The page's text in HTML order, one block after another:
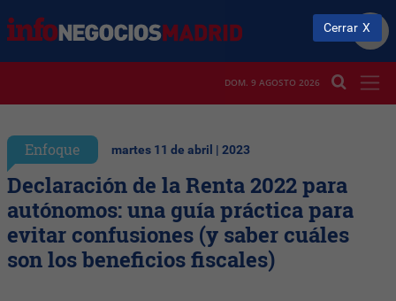
DOM. 9 AGOSTO 2026
Enfoque martes 11 de abril | 2023
Declaración de la Renta 2022 para
autónomos: una guía práctica para
evitar confusiones (y saber cuáles
son los beneficios fiscales)
Cerrar